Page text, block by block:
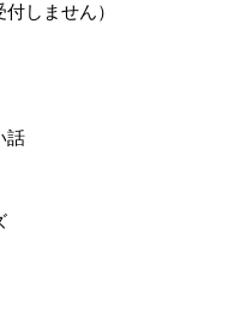
しません）
話